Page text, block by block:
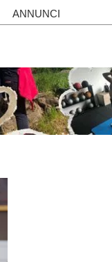
ANNUNCI